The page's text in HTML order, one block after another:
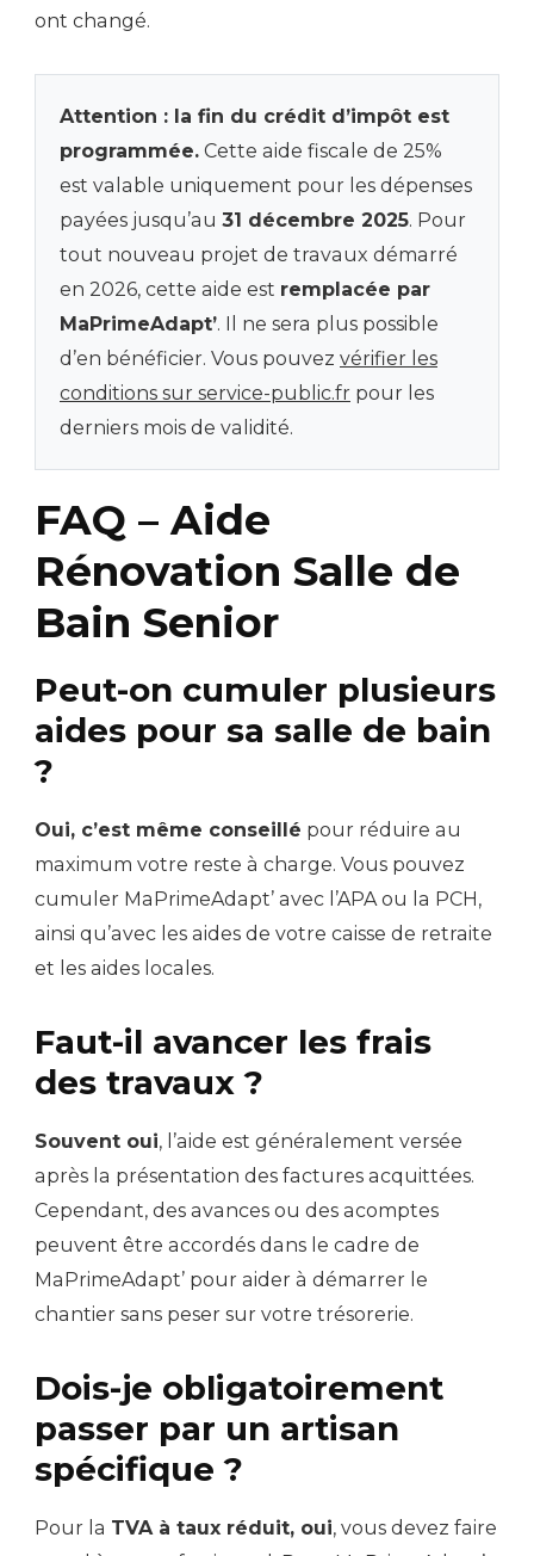
ont changé.
Attention : la fin du crédit d’impôt est
programmée. Cette aide fiscale de 25%
est valable uniquement pour les dépenses
payées jusqu’au 31 décembre 2025. Pour
tout nouveau projet de travaux démarré
en 2026, cette aide est remplacée par
MaPrimeAdapt’. Il ne sera plus possible
d’en bénéficier. Vous pouvez vérifier les
conditions sur service-public.fr pour les
derniers mois de validité.
FAQ – Aide
Rénovation Salle de
Bain Senior
Peut-on cumuler plusieurs
aides pour sa salle de bain
?
Oui, c’est même conseillé pour réduire au
maximum votre reste à charge. Vous pouvez
cumuler MaPrimeAdapt’ avec l’APA ou la PCH,
ainsi qu’avec les aides de votre caisse de retraite
et les aides locales.
Faut-il avancer les frais
des travaux ?
Souvent oui, l’aide est généralement versée
après la présentation des factures acquittées.
Cependant, des avances ou des acomptes
peuvent être accordés dans le cadre de
MaPrimeAdapt’ pour aider à démarrer le
chantier sans peser sur votre trésorerie.
Dois-je obligatoirement
passer par un artisan
spécifique ?
Pour la TVA à taux réduit, oui, vous devez faire